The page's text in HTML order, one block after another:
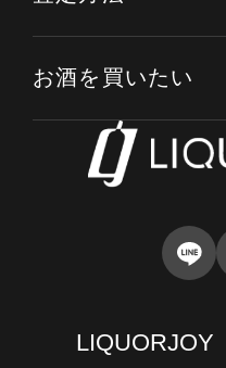
LIQUORJOY
お酒を買いたい